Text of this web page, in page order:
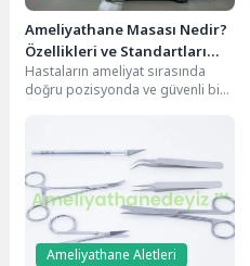
Ameliyathane Masası Nedir?
Özellikleri ve Standartları
Nelerdir?
Hastaların ameliyat sırasında
doğru pozisyonda ve güvenli bir
geçmesinde kritik...
Ameliyathane Aletleri